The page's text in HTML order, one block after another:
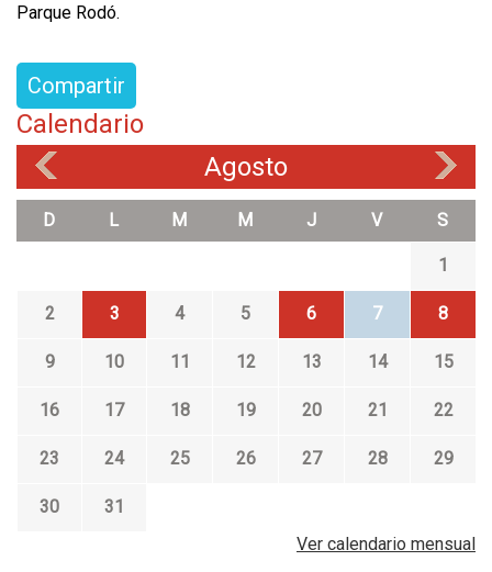
Parque Rodó.
Compartir
Calendario
Agosto
D L M M J V S
1
2 3 4 5 6 7 8
9 10 11 12 13 14 15
16 17 18 19 20 21 22
23 24 25 26 27 28 29
30
31
Ver calendario mensual